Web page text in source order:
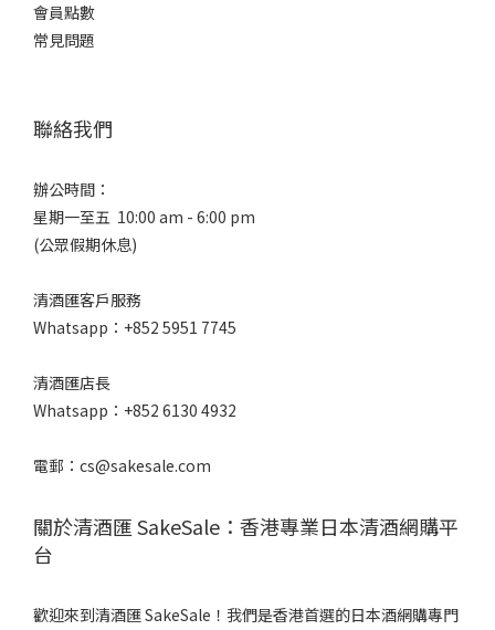
會員點數
常見問題
聯絡我們
辦公時間：
星期一至五 10:00 am - 6:00 pm
(公眾假期休息)
清酒匯客戶服務
Whatsapp：+852 5951 7745
清酒匯店長
Whatsapp：+852 6130 4932
電郵：cs@sakesale.com
關於清酒匯 SakeSale：香港專業日本清酒網購平
台
歡迎來到清酒匯 SakeSale！我們是香港首選的日本酒網購專門